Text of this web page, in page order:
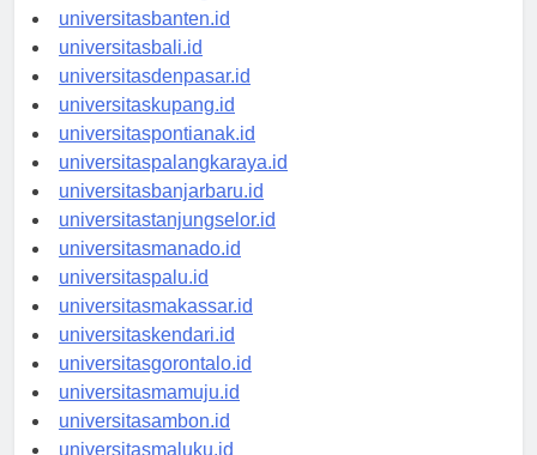
universitasserang.id
universitasbanten.id
universitasbali.id
universitasdenpasar.id
universitaskupang.id
universitaspontianak.id
universitaspalangkaraya.id
universitasbanjarbaru.id
universitastanjungselor.id
universitasmanado.id
universitaspalu.id
universitasmakassar.id
universitaskendari.id
universitasgorontalo.id
universitasmamuju.id
universitasambon.id